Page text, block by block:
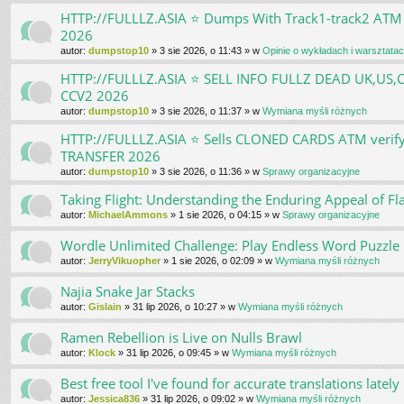
HTTP://FULLLZ.ASIA ⭐️ Dumps With Track1-track2
2026
autor: dumpstop10 » 3 sie 2026, o 11:43 » w Opinie o wykładach i
HTTP://FULLLZ.ASIA ⭐️ SELL INFO FULLZ DEAD
CCV2 2026
autor: dumpstop10 » 3 sie 2026, o 11:37 » w Wymiana myśli różnych
HTTP://FULLLZ.ASIA ⭐️ Sells CLONED CARDS ATM
TRANSFER 2026
autor: dumpstop10 » 3 sie 2026, o 11:36 » w Sprawy organizacyjne
Taking Flight: Understanding the Enduring Appeal of
autor: MichaelAmmons » 1 sie 2026, o 04:15 » w Sprawy organizacyjne
Wordle Unlimited Challenge: Play Endless Word
autor: JerryVikuopher » 1 sie 2026, o 02:09 » w Wymiana myśli różnych
Najia Snake Jar Stacks
autor: Gislain » 31 lip 2026, o 10:27 » w Wymiana myśli różnych
Ramen Rebellion is Live on Nulls Brawl
autor: Klock » 31 lip 2026, o 09:45 » w Wymiana myśli różnych
Best free tool I've found for accurate translations lately
autor: Jessica836 » 31 lip 2026, o 09:02 » w Wymiana myśli różnych